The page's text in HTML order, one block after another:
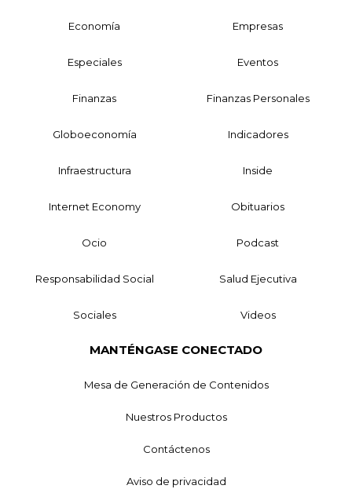
Economía Empresas
Especiales Eventos
Finanzas Finanzas Personales
Globoeconomía Indicadores
Infraestructura Inside
Internet Economy Obituarios
Ocio Podcast
Responsabilidad Social Salud Ejecutiva
Sociales Videos
MANTÉNGASE CONECTADO
Mesa de Generación de Contenidos
Nuestros Productos
Contáctenos
Aviso de privacidad